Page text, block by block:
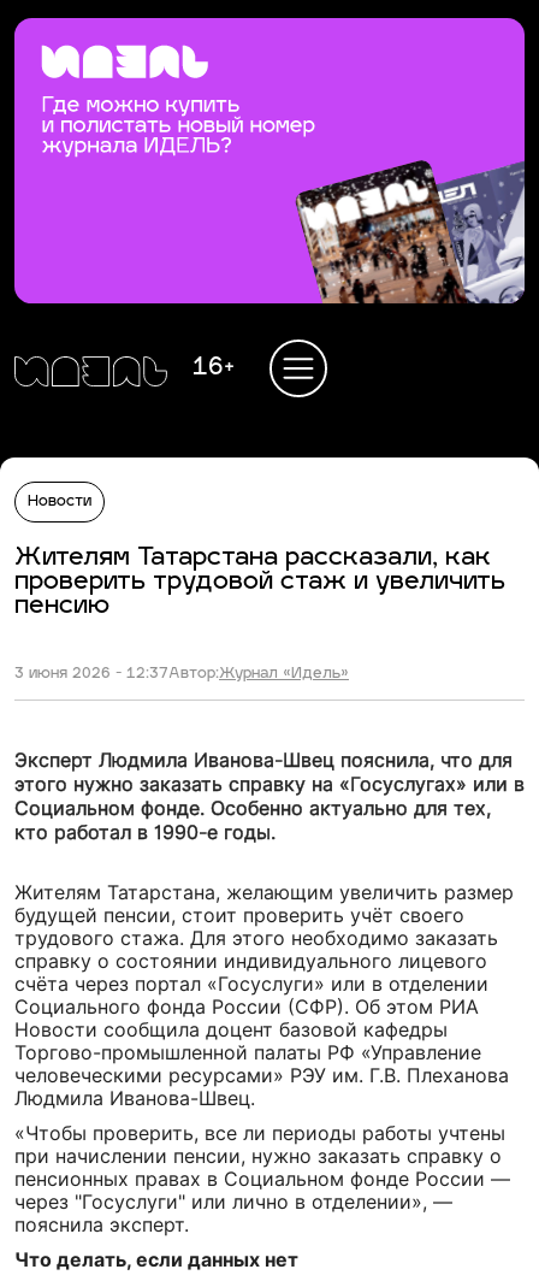
16+
Новости
Жителям Татарстана рассказали, как
проверить трудовой стаж и увеличить
пенсию
3 июня 2026 - 12:37Автор:Журнал «Идель»
Эксперт Людмила Иванова-Швец пояснила, что для
этого нужно заказать справку на «Госуслугах» или в
Социальном фонде. Особенно актуально для тех,
кто работал в 1990-е годы.
Жителям Татарстана, желающим увеличить размер
будущей пенсии, стоит проверить учёт своего
трудового стажа. Для этого необходимо заказать
справку о состоянии индивидуального лицевого
счёта через портал «Госуслуги» или в отделении
Социального фонда России (СФР). Об этом РИА
Новости сообщила доцент базовой кафедры
Торгово-промышленной палаты РФ «Управление
человеческими ресурсами» РЭУ им. Г.В. Плеханова
Людмила Иванова-Швец.
«Чтобы проверить, все ли периоды работы учтены
при начислении пенсии, нужно заказать справку о
пенсионных правах в Социальном фонде России —
через "Госуслуги" или лично в отделении», —
пояснила эксперт.
Что делать, если данных нет